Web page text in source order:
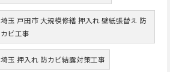
埼玉 戸田市 大規模修繕 押入れ 壁紙張替え 防
カビ工事
埼玉 押入れ 防カビ結露対策工事